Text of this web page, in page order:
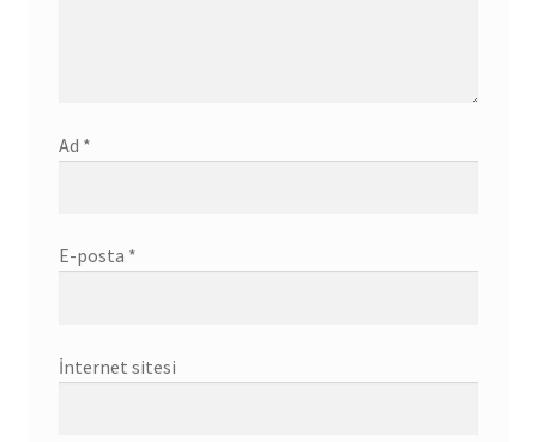
Ad *
E-posta *
İnternet sitesi